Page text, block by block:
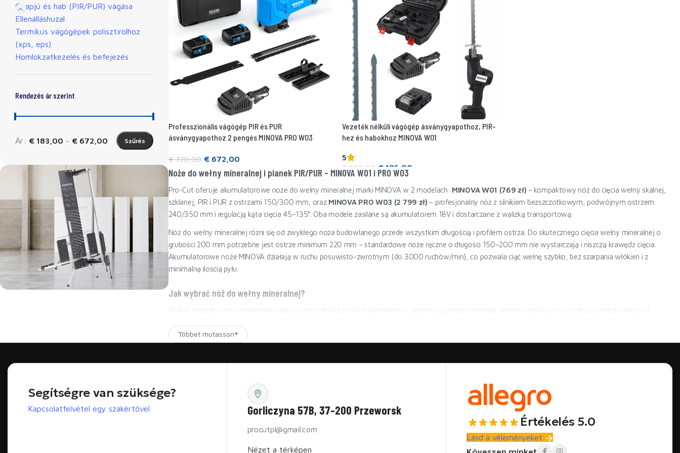
Gyapjú és hab (PIR/PUR) vágása
Ellenálláshuzal
Termikus vágógépek polisztirolhoz
(xps, eps)
Homlokzatkezelés és befejezés
Rendezés ár szerint
Szűrés
Ár: € 183,00 - € 672,00
Professzionális vágógép PIR és PUR
ásványgyapothoz 2 pengés MINOVA PRO W03
€720,00 €672,00
Kosárba teszem
Vezeték nélküli vágógép ásványgyapothoz, PIR-
hez és habokhoz MINOVA W01
5
€ 209,00 € 185,00
Noże do wełny mineralnej i pianek PIR/PUR – MINOVA W01 i PRO W03
Pro-Cut oferuje akumulatorowe noże do wełny mineralnej marki MINOVA w 2 modelach: MINOVA W01 (769 zł) – kompaktowy nóż do cięcia wełny skalnej,
szklanej, PIR i PUR z ostrzami 150/300 mm, oraz MINOVA PRO W03 (2 799 zł) – profesjonalny nóż z silnikiem bezszczotkowym, podwójnym ostrzem
240/350 mm i regulacją kąta cięcia 45–135°. Oba modele zasilane są akumulatorem 18V i dostarczane z walizką transportową.
Nóż do wełny mineralnej różni się od zwykłego noża budowlanego przede wszystkim długością i profilem ostrza. Do skutecznego cięcia wełny mineralnej o
grubości 200 mm potrzebne jest ostrze minimum 220 mm – standardowe noże ręczne o długości 150–200 mm nie wystarczają i niszczą krawędź cięcia.
Akumulatorowe noże MINOVA działają w ruchu posuwisto-zwrotnym (do 3000 ruchów/min), co pozwala ciąć wełnę szybko, bez szarpania włókien i z
minimalną ilością pyłu.
Jak wybrać nóż do wełny mineralnej?
Wybór noża do wełny mineralnej zależy od trzech kluczowych parametrów: grubości ciętego materiału, intensywności pracy i rodzaju izolacji (wełna vs
bezszczotkowym przeznaczony jest do pracy ciągłej przy grubych izolacjach i cięcia pod niestandardowymi kątami.
dziesiątki lub setki metrów kwadratowych wełny, akumulatorowy nóż do wełny zwraca się przez oszczędność czasu: cięcie płyty 100×60 cm zajmuje kilka
sekund zamiast kilkudziesięciu. MINOVA W01 waży 1,48 kg z akumulatorem, co pozwala pracować przez cały dzień bez zmęczenia. Nóż ręczny nadal ma sens
przy precyzyjnych docięciach w trudno dostępnych miejscach.
Jakie ostrze do wełny skalnej, szklanej i PIR/PUR?
– płynnie prowadzi przez luźną strukturę włókien bez ich wyrywania. Płyty PIR i pianki PUR lepiej tnie
Többet mutasson
Segítségre van szüksége?
Kapcsolatfelvétel egy szakértővel Gorliczyna 57B, 37-200 Przeworsk
procutpl@gmail.com
Nézet a térképen
Értékelés 5.0
Lásd a véleményeket